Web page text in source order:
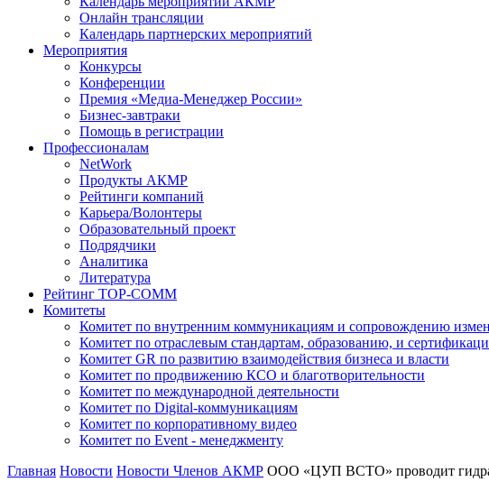
Онлайн трансляции
Календарь партнерских мероприятий
Мероприятия
Конкурсы
Конференции
Премия «Медиа-Менеджер России»
Бизнес-завтраки
Помощь в регистрации
Профессионалам
NetWork
Продукты АКМР
Рейтинги компаний
Карьера/Волонтеры
Образовательный проект
Подрядчики
Аналитика
Литература
Рейтинг TOP-COMM
Комитеты
Комитет по внутренним коммуникациям и сопровождению
Комитет по отраслевым стандартам, образованию, и
Комитет GR по развитию взаимодействия бизнеса и власти
Комитет по продвижению КСО и благотворительности
Комитет по международной деятельности
Комитет по Digital-коммуникациям
Комитет по корпоративному видео
Комитет по Event - менеджменту
Главная Новости Новости Членов АКМР ООО «ЦУП ВСТО» проводит